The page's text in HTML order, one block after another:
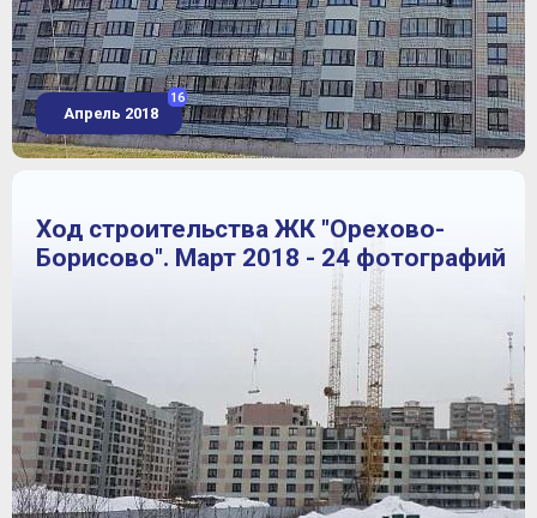
Апрель 2018
16
Ход строительства ЖК "Орехово-
Борисово". Март 2018 - 24 фотографий